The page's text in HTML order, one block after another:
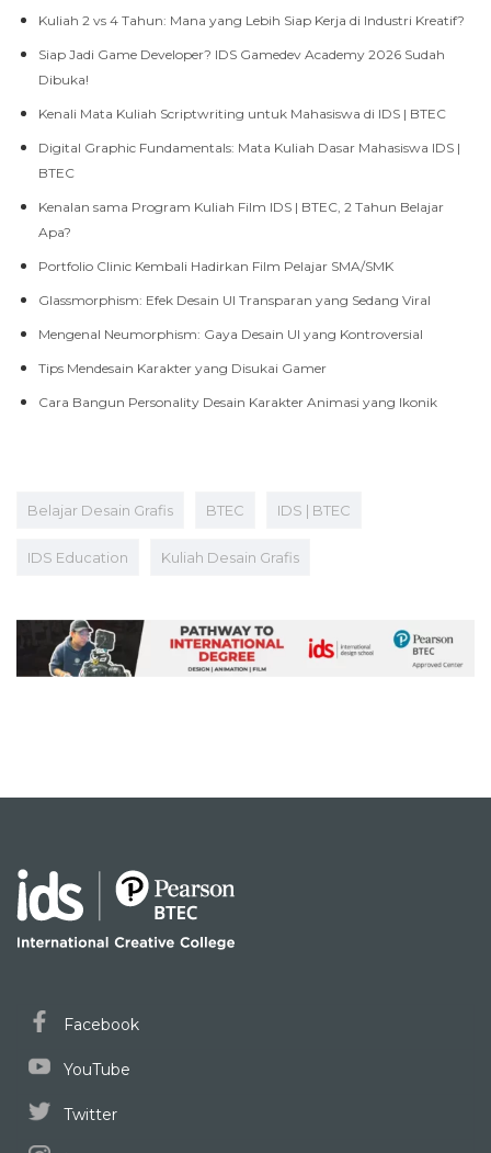
Kuliah 2 vs 4 Tahun: Mana yang Lebih Siap Kerja di Industri Kreatif?
Siap Jadi Game Developer? IDS Gamedev Academy 2026 Sudah
Dibuka!
Kenali Mata Kuliah Scriptwriting untuk Mahasiswa di IDS | BTEC
Digital Graphic Fundamentals: Mata Kuliah Dasar Mahasiswa IDS |
BTEC
Kenalan sama Program Kuliah Film IDS | BTEC, 2 Tahun Belajar
Apa?
Portfolio Clinic Kembali Hadirkan Film Pelajar SMA/SMK
Glassmorphism: Efek Desain UI Transparan yang Sedang Viral
Mengenal Neumorphism: Gaya Desain UI yang Kontroversial
Tips Mendesain Karakter yang Disukai Gamer
Cara Bangun Personality Desain Karakter Animasi yang Ikonik
Belajar Desain Grafis BTEC IDS | BTEC
IDS Education Kuliah Desain Grafis
Facebook
YouTube
Twitter